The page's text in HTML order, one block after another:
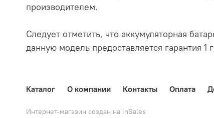
производителем.
Следует отметить, что аккумуляторная
данную модель предоставляется гарантия
Каталог О компании Контакты Оплата
Интернет-магазин создан на inSales